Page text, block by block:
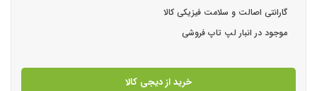
گارانتی اصالت و سلامت فیزیکی کالا
موجود در انبار لپ تاپ فروشی
خرید از دیجی کالا